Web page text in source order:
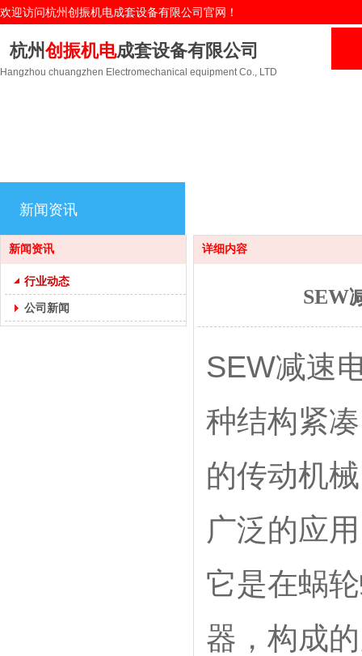
杭州创振机电成套设备有限公司
Hangzhou chuangzhen Electromechanical equipment Co., LTD
欢迎访问杭州创振机电成套设备有限公司官网！
新闻资讯
新闻资讯
行业动态
公司新闻
详细内容
SEW
SEW减速
种结构紧
的传动机
广泛的应
它是在蜗
器，构成